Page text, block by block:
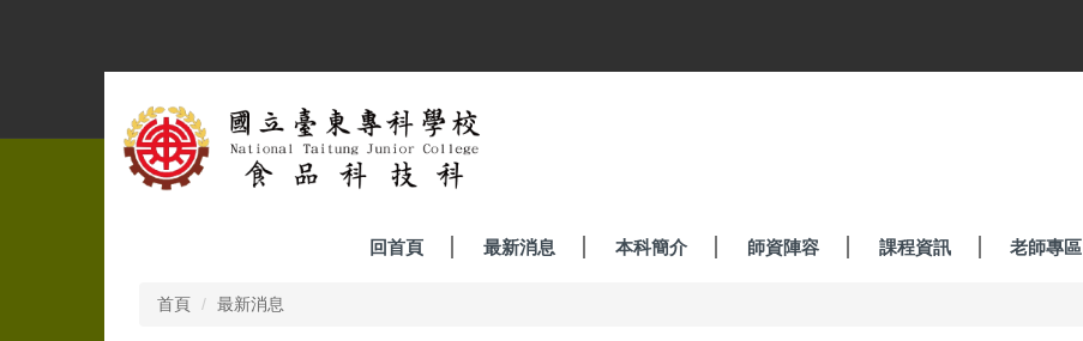
容
回首頁 最新消息 本科簡介 師資陣容 課程資訊 老師專區
首頁 最新消息